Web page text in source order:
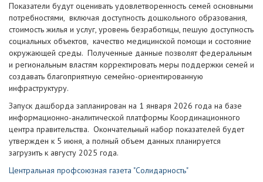
Показатели будут оценивать удовлетворенность семей основными
потребностями, включая доступность дошкольного образования,
стоимость жилья и услуг, уровень безработицы, пешую доступность
социальных объектов, качество медицинской помощи и состояние
окружающей среды. Полученные данные позволят федеральным
и региональным властям корректировать меры поддержки семей и
создавать благоприятную семейно-ориентированную
инфраструктуру.
Запуск дашборда запланирован на 1 января 2026 года на базе
информационно-аналитической платформы Координационного
центра правительства. Окончательный набор показателей будет
утвержден к 5 июня, а полный объем данных планируется
загрузить к августу 2025 года.
Центральная профсоюзная газета "Солидарность"